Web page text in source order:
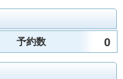
予約数 0